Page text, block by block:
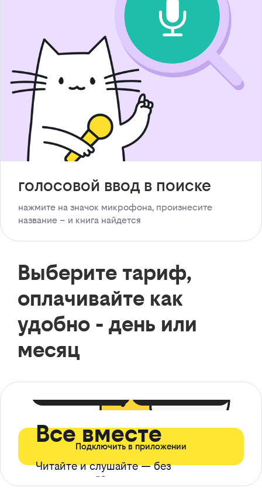
голосовой ввод в поиске
нажмите на значок микрофона, произнесите
название – и книга найдется
Выберите тариф,
оплачивайте как
удобно - день или
месяц
Все вместе
Читайте и слушайте — без
ограничений*
Подключить в приложении